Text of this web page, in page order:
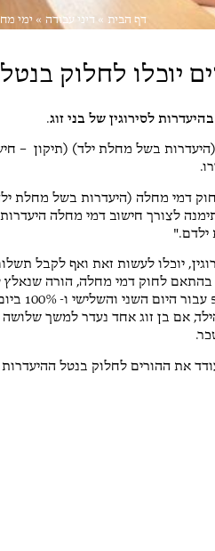
דף הבית » דיני עבודה » ימי
יוכלו לחלוק בנטל
לסירוגין של בני זוג.
בשל מחלת ילד) (תיקון –
ילדם."
יוכלו לעשות זאת ואף לקבל
בהתאם לחוק דמי מחלה, הורה
צבורים,
אם בן זוג אחד נעדר למשך שלושה
את ההורים לחלוק בנטל
4 אוגוסט 2026
לאחמד על שירות אדיב ומענה